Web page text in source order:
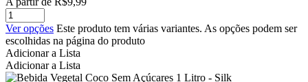
Ver opções Este produto tem várias variantes. As opções podem ser
escolhidas na página do produto
Adicionar a Lista
Adicionar a Lista